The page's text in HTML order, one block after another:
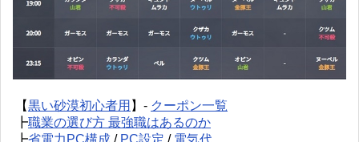
【黒い砂漠初心者用 】- クーポン一覧
┣職業の選び方 最強職はあるのか